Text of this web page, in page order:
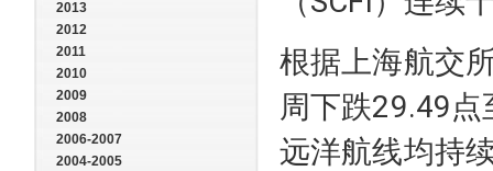
2013
2012
2011
2010
2009
2008
2006-2007
2004-2005
根据上海航交
周下跌29.49
远洋航线均持